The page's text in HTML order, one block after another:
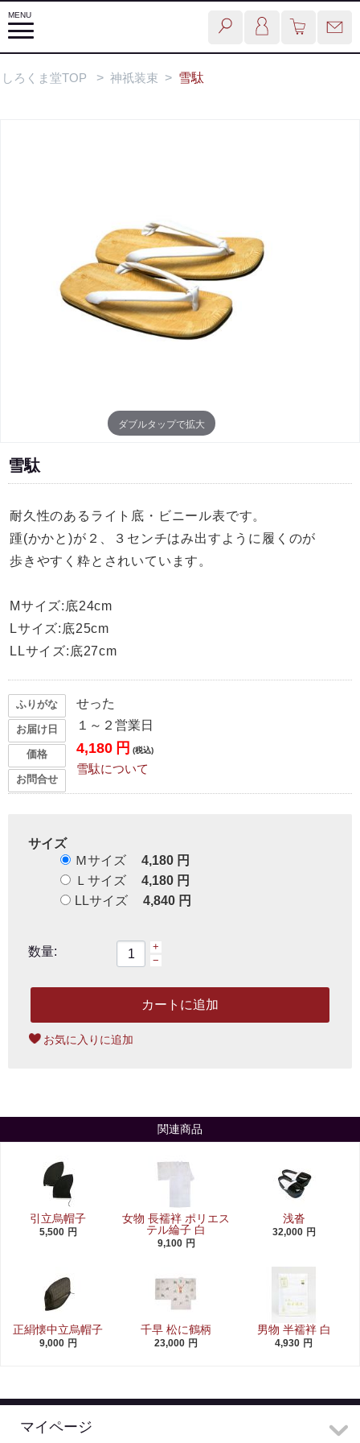
しろくま堂TOP > 神祇装束 > 雪駄
ダブルタップで拡大
雪駄
耐久性のあるライト底・ビニール表です。
踵(かかと)が２、３センチはみ出すように履くのが
歩きやすく粋とされいています。
Mサイズ:底24cm
Lサイズ:底25cm
LLサイズ:底27cm
ふりがな せった
お届け日 １～２営業日
価格 4,180 円 (税込)
お問合せ
雪駄について
サイズ
Ｍサイズ
4,180 円
Ｌサイズ
4,180 円
LLサイズ
4,840 円
数量:
+
−
カートに追加
お気に入りに追加
関連商品
引立烏帽子
5,500 円
女物 長襦袢 ポリエス
テル綸子 白
9,100 円
浅沓
32,000 円
正絹懐中立烏帽子
9,000 円
千早 松に鶴柄
23,000 円
男物 半襦袢 白
4,930 円
マイページ